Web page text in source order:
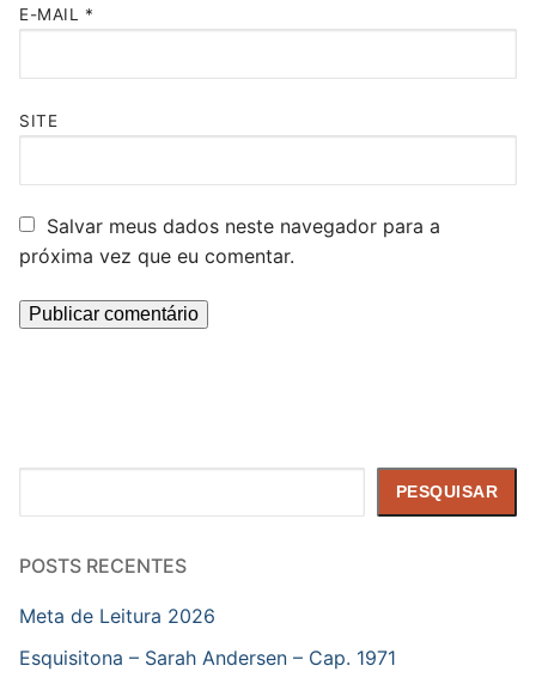
E-MAIL *
SITE
Salvar meus dados neste navegador para a
próxima vez que eu comentar.
PESQUISAR
POSTS RECENTES
Meta de Leitura 2026
Esquisitona – Sarah Andersen – Cap. 1971